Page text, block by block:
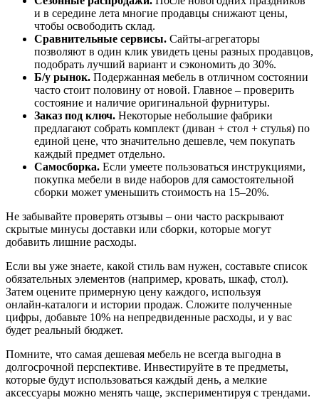
и в середине лета многие продавцы снижают цены,
чтобы освободить склад.
Сравнительные сервисы. Сайты‑агрегаторы
позволяют в один клик увидеть цены разных продавцов,
подобрать лучший вариант и сэкономить до 30%.
Б/у рынок. Подержанная мебель в отличном состоянии
часто стоит половину от новой. Главное – проверить
состояние и наличие оригинальной фурнитуры.
Заказ под ключ. Некоторые небольшие фабрики
предлагают собрать комплект (диван + стол + стулья) по
единой цене, что значительно дешевле, чем покупать
каждый предмет отдельно.
Самосборка. Если умеете пользоваться инструкциями,
покупка мебели в виде наборов для самостоятельной
сборки может уменьшить стоимость на 15–20%.
Не забывайте проверять отзывы – они часто раскрывают
скрытые минусы доставки или сборки, которые могут
добавить лишние расходы.
Если вы уже знаете, какой стиль вам нужен, составьте список
обязательных элементов (например, кровать, шкаф, стол).
Затем оцените примерную цену каждого, используя
онлайн‑каталоги и истории продаж. Сложите полученные
цифры, добавьте 10% на непредвиденные расходы, и у вас
будет реальный бюджет.
Помните, что самая дешевая мебель не всегда выгодна в
долгосрочной перспективе. Инвестируйте в те предметы,
которые будут использоваться каждый день, а мелкие
аксессуары можно менять чаще, экспериментируя с трендами.